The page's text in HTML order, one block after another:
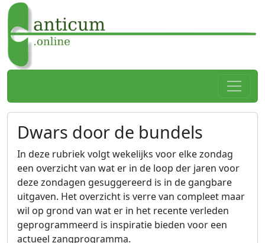
Spring naar hoofdtekst
Dwars door de bundels
In deze rubriek volgt wekelijks voor elke zondag
een overzicht van wat er in de loop der jaren voor
deze zondagen gesuggereerd is in de gangbare
uitgaven. Het overzicht is verre van compleet maar
wil op grond van wat er in het recente verleden
geprogrammeerd is inspiratie bieden voor een
actueel zangprogramma.